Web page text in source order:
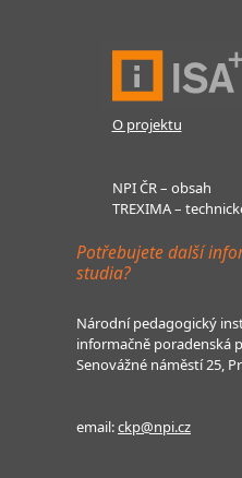
O projektu
NPI ČR – obsah
TREXIMA –
Potřebujete další
studia?
Národní pedagogický
informačně poradenská
Senovážné náměstí 25,
email:ckp@npi.cz